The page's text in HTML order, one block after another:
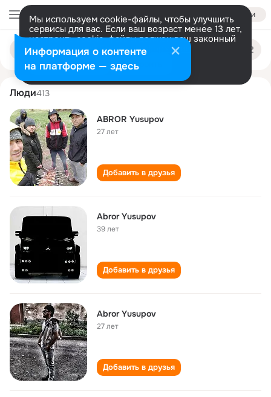
Войти
Мы используем cookie-файлы, чтобы улучшить
сервисы для вас. Если ваш возраст менее 13 лет,
настроить cookie-файлы должен ваш законный
представитель. Больше информации
Разрешить все Настроить
Поиск
людям
abror yusupov
Люди413
ABROR Yusupov
27 лет
Добавить в друзья
Abror Yusupov
39 лет
Добавить в друзья
Abror Yusupov
27 лет
Добавить в друзья
Информация о контенте
на платформе — здесь